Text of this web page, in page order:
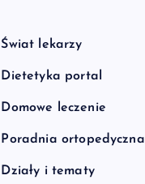
Świat lekarzy
Dietetyka portal
Domowe leczenie
Poradnia ortopedyczna
Działy i tematy